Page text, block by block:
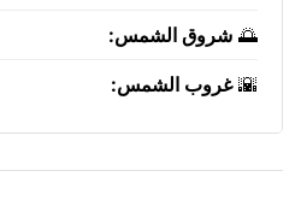
🌅 شروق الشمس:
🌇غروب الشمس: